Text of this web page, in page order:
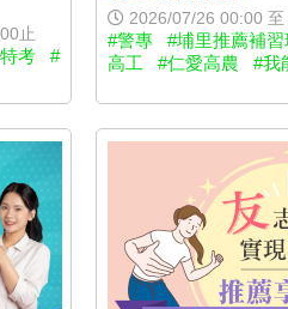
止
考
#
2026/07/26 00:00 至
#警專 #埔里推薦補習
高工
#仁愛高農 #我